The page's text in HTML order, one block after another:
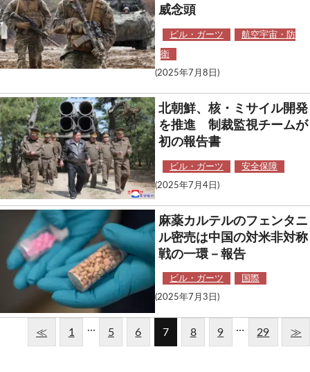
威念頭
ビル・ガーツ 航空宇宙・防
衛
(2025年7月8日)
北朝鮮、核・ミサイル開発
を推進 制裁監視チームが
初の報告書
ビル・ガーツ 安全保障
(2025年7月4日)
麻薬カルテルのフェンタニ
ル密売は中国の対米非対称
戦の一環－報告
ビル・ガーツ 国際
(2025年7月3日)
≪ 1 … 5 6 7 8 9 … 29 ≫